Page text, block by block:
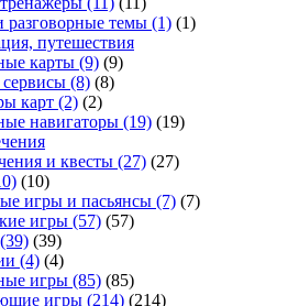
разговорные темы (1) (1)
путешествия
карты (9) (9)
(8) (8)
карт (2) (2)
навигаторы (19) (19)
и квесты (27) (27)
(10)
игры и пасьянсы (7) (7)
игры (57) (57)
(39) (39)
(4) (4)
игры (85) (85)
игры (214) (214)